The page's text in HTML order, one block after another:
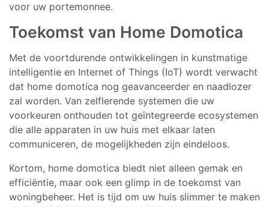
voor uw portemonnee.
Toekomst van Home Domotica
Met de voortdurende ontwikkelingen in kunstmatige
intelligentie en Internet of Things (IoT) wordt verwacht
dat home domotica nog geavanceerder en naadlozer
zal worden. Van zelflerende systemen die uw
voorkeuren onthouden tot geïntegreerde ecosystemen
die alle apparaten in uw huis met elkaar laten
communiceren, de mogelijkheden zijn eindeloos.
Kortom, home domotica biedt niet alleen gemak en
efficiëntie, maar ook een glimp in de toekomst van
woningbeheer. Het is tijd om uw huis slimmer te maken